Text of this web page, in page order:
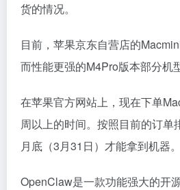
货的情况。
目前，苹果京东自营店的
而性能更强的M4Pro版本部分机
在苹果官方网站上，现在下单
周以上的时间。按照目前的订单
月底（3月31日）才能拿到机器。
OpenClaw是一款功能强大的开